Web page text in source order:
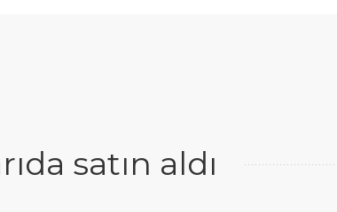
satın aldı